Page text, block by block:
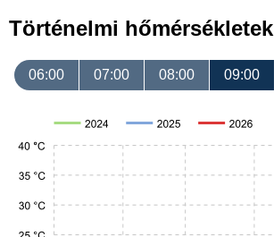
Történelmi hőmérsékletek
06:00 07:00 08:00 09:00